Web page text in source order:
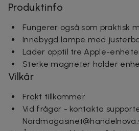
Produktinfo
Fungerer også som praktisk
Innebygd lampe med
Lader opptil tre Apple-
Sterke magneter holder
Vilkår
Frakt tillkommer
Vid frågor - kontakta